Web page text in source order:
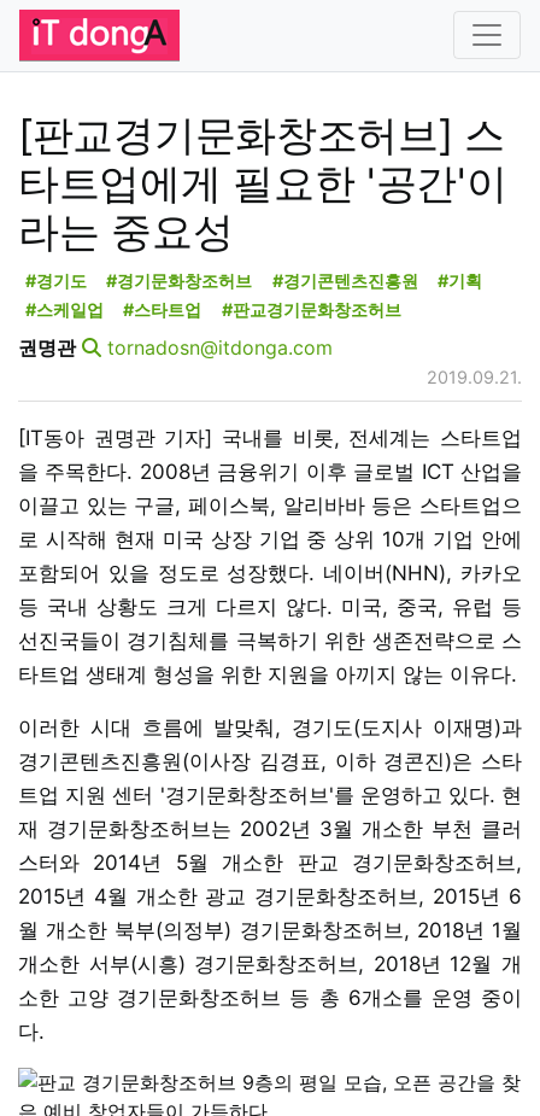
[판교경기문화창조허브] 스
타트업에게 필요한 '공간'이
라는 중요성
#경기도 #경기문화창조허브 #경기콘텐츠진흥원
#기획
#스케일업
#스타트업 #판교경기문화창조허브
권명관 tornadosn@itdonga.com
2019.09.21.
[IT동아 권명관 기자] 국내를 비롯, 전세계는 스타트업
을 주목한다. 2008년 금융위기 이후 글로벌 ICT 산업을
이끌고 있는 구글, 페이스북, 알리바바 등은 스타트업으
로 시작해 현재 미국 상장 기업 중 상위 10개 기업 안에
포함되어 있을 정도로 성장했다. 네이버(NHN), 카카오
등 국내 상황도 크게 다르지 않다. 미국, 중국, 유럽 등
선진국들이 경기침체를 극복하기 위한 생존전략으로 스
타트업 생태계 형성을 위한 지원을 아끼지 않는 이유다.
이러한 시대 흐름에 발맞춰, 경기도(도지사 이재명)과
경기콘텐츠진흥원(이사장 김경표, 이하 경콘진)은 스타
트업 지원 센터 '경기문화창조허브'를 운영하고 있다. 현
재 경기문화창조허브는 2002년 3월 개소한 부천 클러
스터와 2014년 5월 개소한 판교 경기문화창조허브,
2015년 4월 개소한 광교 경기문화창조허브, 2015년 6
월 개소한 북부(의정부) 경기문화창조허브, 2018년 1월
개소한 서부(시흥) 경기문화창조허브, 2018년 12월 개
소한 고양 경기문화창조허브 등 총 6개소를 운영 중이
다.